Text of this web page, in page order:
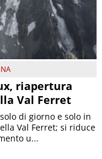
riapertura
Val Ferret
di giorno e solo in
Val Ferret; si riduce
u...